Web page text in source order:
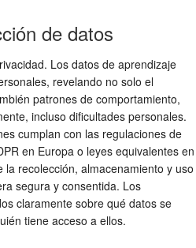
de datos
Los datos de aprendizaje
revelando no solo el
patrones de comportamiento,
incluso dificultades personales.
cumplan con las regulaciones de
en Europa o leyes equivalentes en
recolección, almacenamiento y uso
segura y consentida. Los
claramente sobre qué datos se
tiene acceso a ellos.